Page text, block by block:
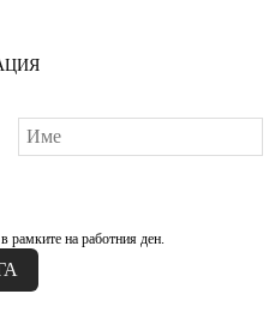
рамките на работния ден.